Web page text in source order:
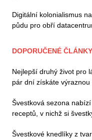
Digitální kolonialismus
půdu pro obří
DOPORUČENÉ ČLÁNKY
Nejlepší druhý život pro
pár dní získáte
Švestková sezona
receptů, v nichž si
Švestkové knedlíky z